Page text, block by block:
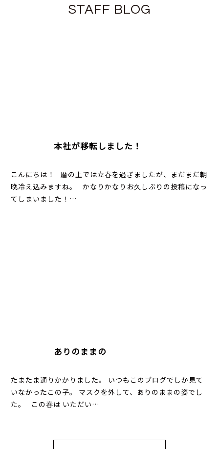
STAFF BLOG
本社が移転しました！
こんにちは！ 暦の上では立春を過ぎましたが、まだまだ朝
晩冷え込みますね。 かなりかなりお久しぶりの投稿になっ
てしまいました！…
ありのままの
たまたま通りかかりました。 いつもこのブログでしか見て
いなかったこの子。 マスクを外して、ありのままの姿でし
た。 この春は いただい…